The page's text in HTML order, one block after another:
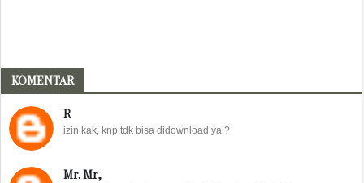
KOMENTAR
R
izin kak, knp tdk bisa didownload ya ?
Mr. Mr,